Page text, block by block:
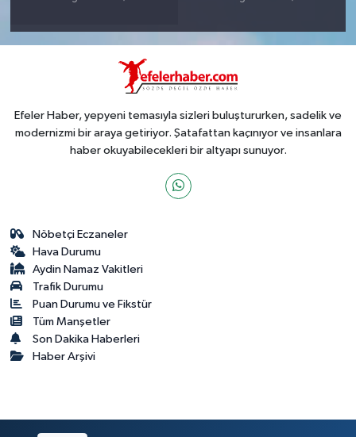
Efeler Haber, yepyeni temasıyla sizleri buluştururken, sadelik ve
modernizmi bir araya getiriyor. Şatafattan kaçınıyor ve insanlara
haber okuyabilecekleri bir altyapı sunuyor.
Nöbetçi Eczaneler
Hava Durumu
Aydin Namaz Vakitleri
Trafik Durumu
Puan Durumu ve Fikstür
Tüm Manşetler
Son Dakika Haberleri
Haber Arşivi